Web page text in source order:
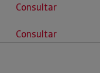
Consultar
Consultar